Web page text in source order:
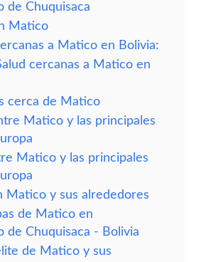
de Chuquisaca
Matico
a Matico en Bolivia:
cercanas a Matico en
cerca de Matico
Matico y las principales
Matico y las principales
Matico y sus alrededores
de Matico en
de Chuquisaca - Bolivia
de Matico y sus